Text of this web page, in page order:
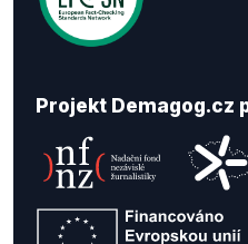
Projekt Demagog.cz